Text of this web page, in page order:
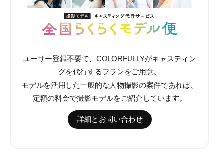
ユーザー登録不要で、COLORFULLYがキャスティン
グを代行するプランをご用意。
モデルを活用した一般的な人物撮影の案件であれば、
定額の料金で撮影モデルをご紹介しています。
詳細とお問い合わせ